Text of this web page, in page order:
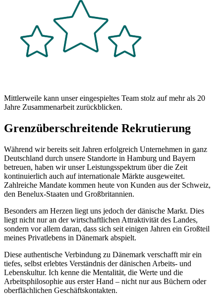
Mittlerweile kann unser eingespieltes Team stolz auf mehr als 20
Jahre Zusam­menarbeit zurückblicken.
Grenzüberschreitende Rekrutierung
Während wir bereits seit Jahren erfolgreich Unternehmen in ganz
Deutschland durch unsere Standorte in Hamburg und Bayern
betreuen, haben wir unser Leistungsspektrum über die Zeit
kontinuierlich auch auf internationale Märkte ausgeweitet.
Zahlreiche Mandate kommen heute von Kunden aus der Schweiz,
den Benelux-Staaten und Großbritannien.
Besonders am Herzen liegt uns jedoch der dänische Markt. Dies
liegt nicht nur an der wirtschaftlichen Attraktivität des Landes,
sondern vor allem daran, dass sich seit einigen Jahren ein Großteil
meines Privatlebens in Dänemark abspielt.
Diese authentische Verbindung zu Dänemark verschafft mir ein
tiefes, selbst erlebtes Verständnis der dänischen Arbeits- und
Lebenskultur. Ich kenne die Mentalität, die Werte und die
Arbeitsphilosophie aus erster Hand – nicht nur aus Büchern oder
oberflächlichen Geschäftskontakten.